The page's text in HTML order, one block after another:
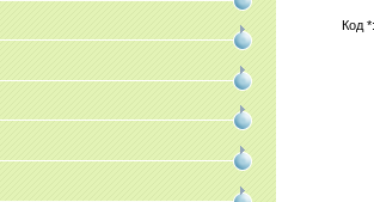
Код *: